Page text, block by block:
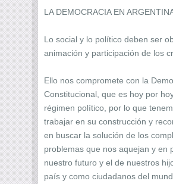
LA DEMOCRACIA EN
Lo social y lo político deben ser
animación y participación de los
Ello nos compromete con la
Constitucional, que es hoy por
régimen político, por lo que
trabajar en su construcción y
en buscar la solución de los
problemas que nos aquejan y en
nuestro futuro y el de nuestros
país y como ciudadanos del